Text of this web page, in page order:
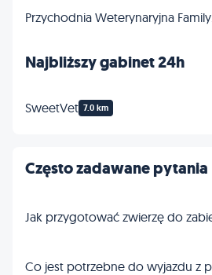
Najbliższy gabinet 24h
SweetVet 7.0 km
Często zadawane pytania
Jak przygotować zwierzę do
Co jest potrzebne do wyjazdu z